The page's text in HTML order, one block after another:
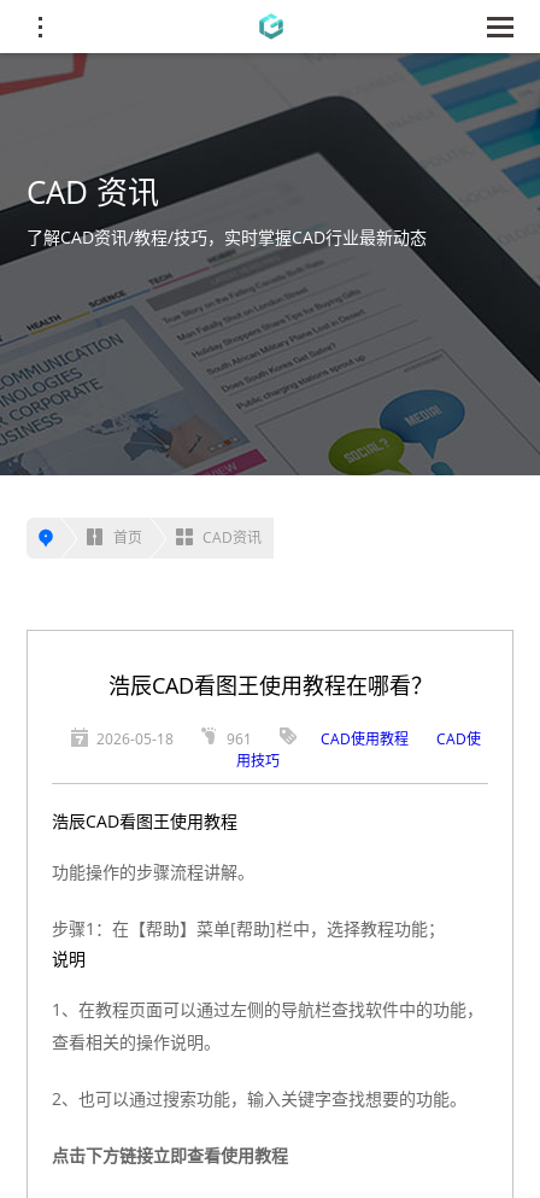
CAD 资讯
了解CAD资讯/教程/技巧，实时掌握CAD行业最新动态
首页 CAD资讯
浩辰CAD看图王使用教程在哪看？
2026-05-18 961 CAD使用教程
CAD使
用技巧
浩辰CAD看图王使用教程
功能操作的步骤流程讲解。
步骤1：在【帮助】菜单[帮助]栏中，选择教程功能；
说明
1、在教程页面可以通过左侧的导航栏查找软件中的功能，
查看相关的操作说明。
2、也可以通过搜索功能，输入关键字查找想要的功能。
点击下方链接立即查看使用教程